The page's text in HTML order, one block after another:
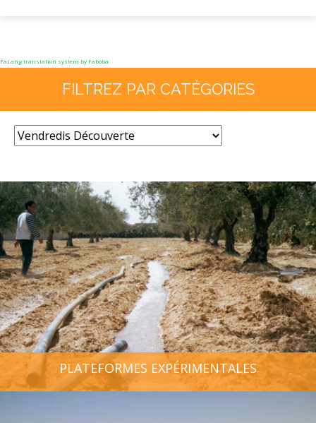
FaLang translation system by Faboba
FILTREZ PAR CATÉGORIES
PLATEFORMES EXPÉRIMENTALES